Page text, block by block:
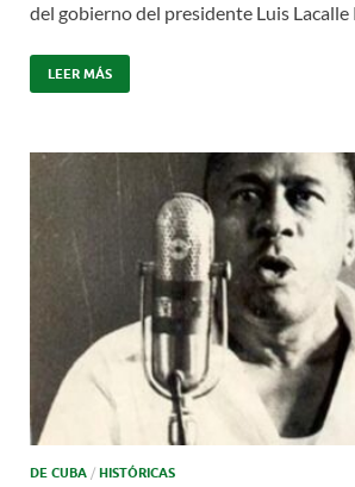
del gobierno del presidente Luis Lacalle
LEER MÁS
DE CUBA / HISTÓRICAS